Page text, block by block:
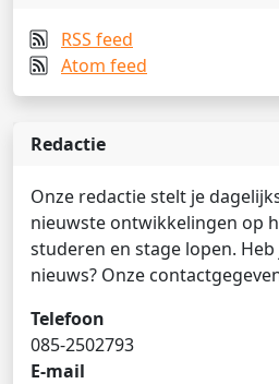
RSS feed
Atom feed
Redactie
Onze redactie stelt je
nieuwste ontwikkelingen op
studeren en stage lopen.
nieuws? Onze
Telefoon
085-2502793
E-mail